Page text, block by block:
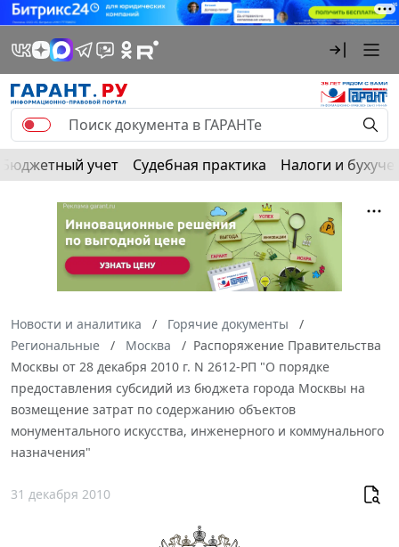
Бюджетный учет Судебная практика Налоги и
Новости и аналитика
Горячие документы
Региональные
Москва
Распоряжение Правительства
Москвы от 28 декабря 2010 г. N 2612-РП "О порядке
предоставления субсидий из бюджета города Москвы на
возмещение затрат по содержанию объектов
монументального искусства, инженерного и коммунального
назначения"
31 декабря 2010